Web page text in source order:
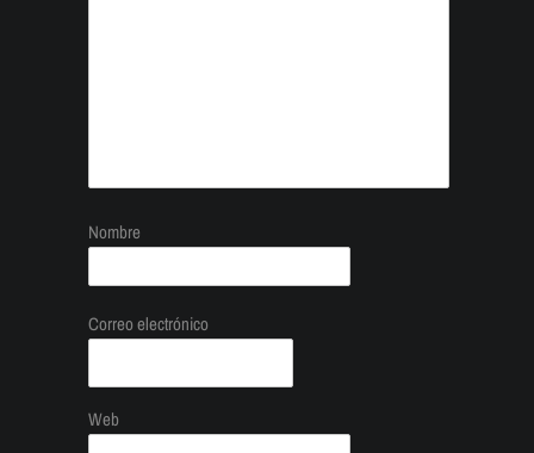
Nombre
Correo electrónico
Web